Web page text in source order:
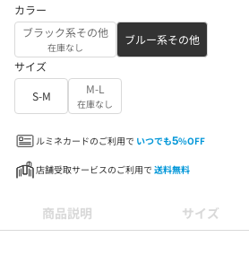
カラー
ブラック系その他
在庫なし
ブルー系その他
サイズ
S-M
M-L
在庫なし
ルミネカードのご利用で いつでも5%OFF
店舗受取サービスのご利用で 送料無料
商品説明 サイズ